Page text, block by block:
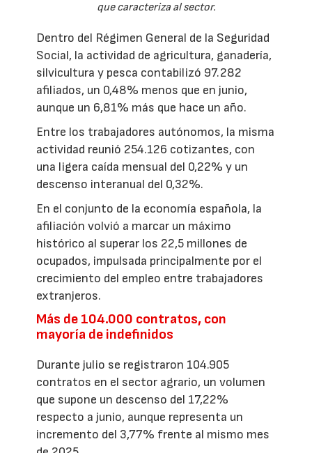
que caracteriza al sector.
Dentro del Régimen General de la Seguridad
Social, la actividad de agricultura, ganadería,
silvicultura y pesca contabilizó 97.282
afiliados, un 0,48% menos que en junio,
aunque un 6,81% más que hace un año.
Entre los trabajadores autónomos, la misma
actividad reunió 254.126 cotizantes, con
una ligera caída mensual del 0,22% y un
descenso interanual del 0,32%.
En el conjunto de la economía española, la
afiliación volvió a marcar un máximo
histórico al superar los 22,5 millones de
ocupados, impulsada principalmente por el
crecimiento del empleo entre trabajadores
extranjeros.
Más de 104.000 contratos, con
mayoría de indefinidos
Durante julio se registraron 104.905
contratos en el sector agrario, un volumen
que supone un descenso del 17,22%
respecto a junio, aunque representa un
incremento del 3,77% frente al mismo mes